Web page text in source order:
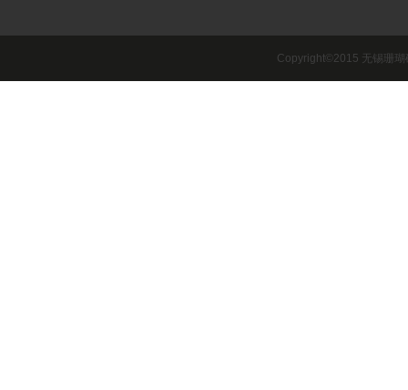
Copyright©2015 无锡珊